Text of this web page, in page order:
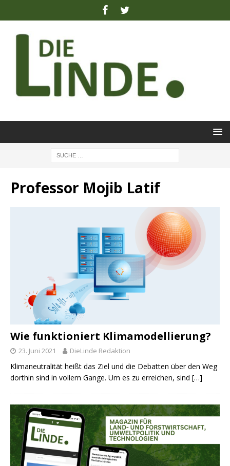
Professor Mojib Latif
Wie funktioniert Klimamodellierung?
23. Juni 2021 DieLinde Redaktion
Klimaneutralität heißt das Ziel und die Debatten über den Weg
dorthin sind in vollem Gange. Um es zu erreichen, sind […]